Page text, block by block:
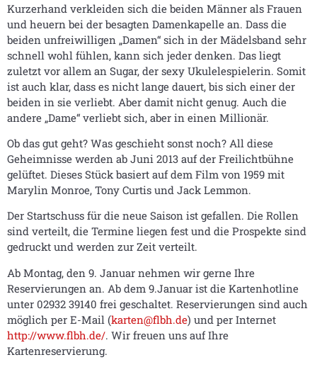
Kurzerhand verkleiden sich die beiden Männer als Frauen
und heuern bei der besagten Damenkapelle an. Dass die
beiden unfreiwilligen „Damen“ sich in der Mädelsband sehr
schnell wohl fühlen, kann sich jeder denken. Das liegt
zuletzt vor allem an Sugar, der sexy Ukulelespielerin. Somit
ist auch klar, dass es nicht lange dauert, bis sich einer der
beiden in sie verliebt. Aber damit nicht genug. Auch die
andere „Dame“ verliebt sich, aber in einen Millionär.
Ob das gut geht? Was geschieht sonst noch? All diese
Geheimnisse werden ab Juni 2013 auf der Freilichtbühne
gelüftet. Dieses Stück basiert auf dem Film von 1959 mit
Marylin Monroe, Tony Curtis und Jack Lemmon.
Der Startschuss für die neue Saison ist gefallen. Die Rollen
sind verteilt, die Termine liegen fest und die Prospekte sind
gedruckt und werden zur Zeit verteilt.
Ab Montag, den 9. Januar nehmen wir gerne Ihre
Reservierungen an. Ab dem 9.Januar ist die Kartenhotline
unter 02932 39140 frei geschaltet. Reservierungen sind auch
möglich per E-Mail (karten@flbh.de) und per Internet
http://www.flbh.de/. Wir freuen uns auf Ihre
Kartenreservierung.